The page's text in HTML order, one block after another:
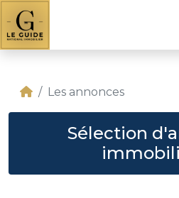
Les annonces
Sélection